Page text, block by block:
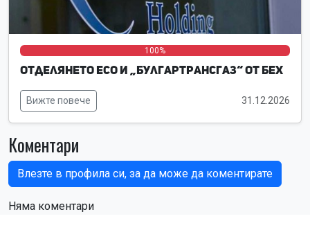
0%
0% 100%
Отделянето ЕСО и „Булгартрансгаз“ от БЕХ
Вижте повече 31.12.2026
Коментари
Влезте в профила си, за да може да коментирате
Няма коментари